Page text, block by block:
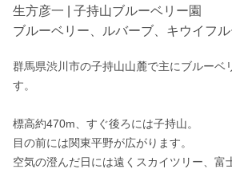
生方彦一 | 子持山ブルーベリー園
ブルーベリー、ルバーブ、キウイフ
群馬県渋川市の子持山山麓で主にブルーベ
す。
標高約470m、すぐ後ろには子持山。
目の前には関東平野が広がります。
空気の澄んだ日には遠くスカイツリー、富